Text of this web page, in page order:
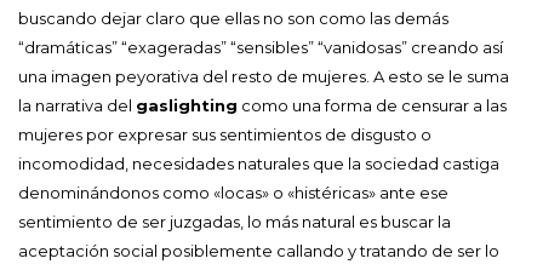
buscando dejar claro que ellas no son como las demás
“dramáticas” “exageradas” “sensibles” “vanidosas” creando así
una imagen peyorativa del resto de mujeres. A esto se le suma
la narrativa del gaslighting como una forma de censurar a las
mujeres por expresar sus sentimientos de disgusto o
incomodidad, necesidades naturales que la sociedad castiga
denominándonos como «locas» o «histéricas» ante ese
sentimiento de ser juzgadas, lo más natural es buscar la
aceptación social posiblemente callando y tratando de ser lo